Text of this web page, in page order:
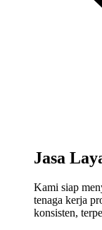
Jasa
Kami siap
tenaga kerja
konsisten,